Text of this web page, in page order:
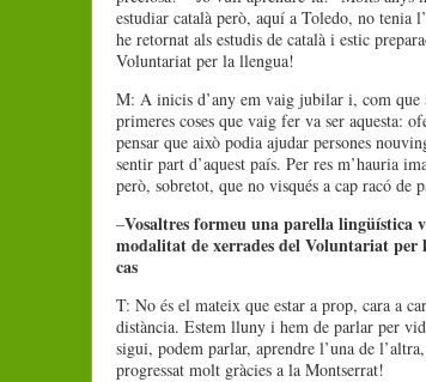
estudiar català però, aquí a Toledo, no tenia
he retornat als estudis de català i estic
Voluntariat per la llengua!
M: A inicis d’any em vaig jubilar i, com que
primeres coses que vaig fer va ser aquesta:
pensar que això podia ajudar persones
sentir part d’aquest país. Per res m’hauria
però, sobretot, que no visqués a cap racó de
–Vosaltres formeu una parella lingüística
modalitat de xerrades del Voluntariat per
cas
T: No és el mateix que estar a prop, cara a
distància. Estem lluny i hem de parlar per
sigui, podem parlar, aprendre l’una de
progressat molt gràcies a la Montserrat!